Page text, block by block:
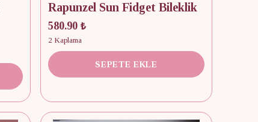
Rapunzel Sun Fidget Bileklik
580.90 ₺
2 Kaplama
SEPETE EKLE